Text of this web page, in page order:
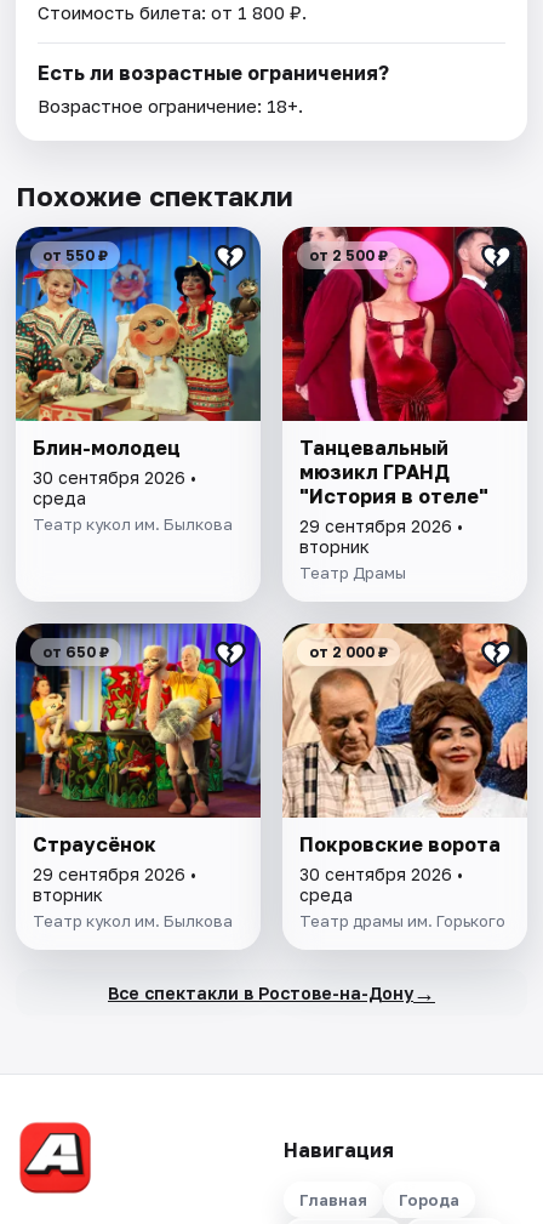
Стоимость билета: от 1 800 ₽.
Есть ли возрастные ограничения?
Возрастное ограничение: 18+.
Похожие спектакли
от 550 ₽
Блин-молодец
30 сентября 2026 •
среда
Театр кукол им. Былкова
от 2 500 ₽
Танцевальный
мюзикл ГРАНД
"История в отеле"
29 сентября 2026 •
вторник
Театр Драмы
от 650 ₽
Страусёнок
29 сентября 2026 •
вторник
Театр кукол им. Былкова
от 2 000 ₽
Покровские ворота
30 сентября 2026 •
среда
Театр драмы им. Горького
Все спектакли в Ростове-на-Дону→
Навигация
Главная Города